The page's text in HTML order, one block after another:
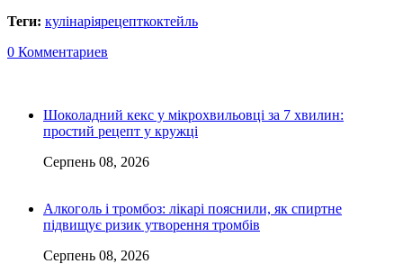
Теги: кулінаріярецепткоктейль
0 Комментариев
Шоколадний кекс у мікрохвильовці за 7 хвилин:
простий рецепт у кружці
Серпень 08, 2026
Алкоголь і тромбоз: лікарі пояснили, як спиртне
підвищує ризик утворення тромбів
Серпень 08, 2026